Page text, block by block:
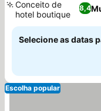
8,4
Conceito de
hotel boutique
Selecione as datas
Escolha popular